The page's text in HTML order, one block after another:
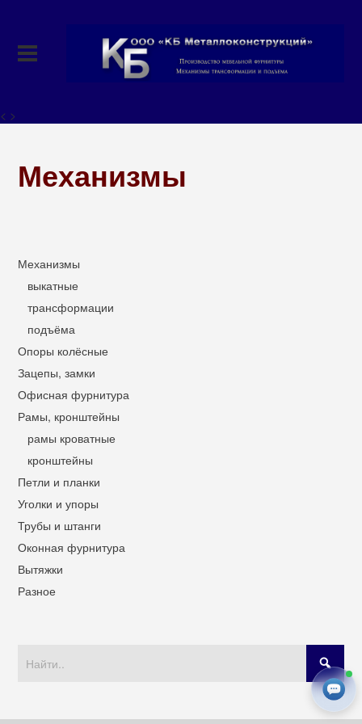
< >
Механизмы
Механизмы
выкатные
трансформации
подъёма
Опоры колёсные
Зацепы, замки
Офисная фурнитура
Рамы, кронштейны
рамы кроватные
кронштейны
Петли и планки
Уголки и упоры
Трубы и штанги
Оконная фурнитура
Вытяжки
Разное